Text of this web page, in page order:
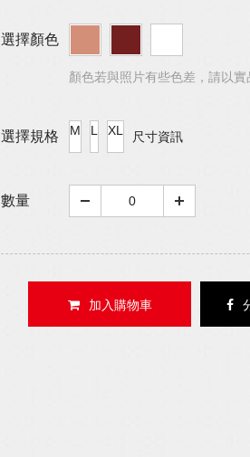
選擇顏色
顏色若與照片有些色差，請以實
選擇規格 M L XL 尺寸資訊
數量
加入購物車